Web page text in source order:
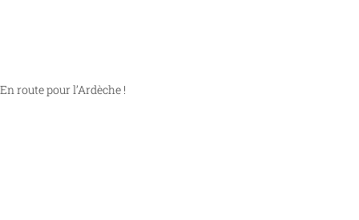
En route pour l’Ardèche !